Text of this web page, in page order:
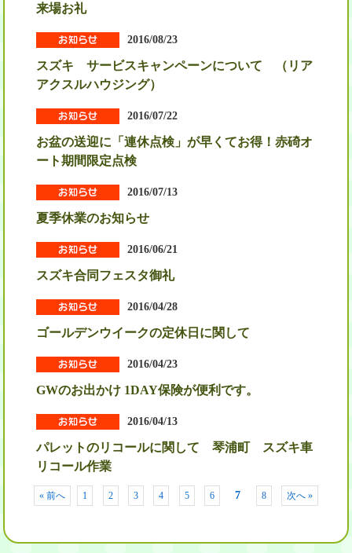
来場お礼
2016/08/23
スズキ サービスキャンペーンについて （リア
アクスルハウジング）
2016/07/22
お盆の送迎に「連休点検」が早くてお得！赤碕オ
ート期間限定点検
2016/07/13
夏季休業のお知らせ
2016/06/21
スズキ合同フェスタ御礼
2016/04/28
ゴールデンウイークの定休日に関して
2016/04/23
GWのお出かけ 1DAY保険が便利です。
2016/04/13
パレットのリコールに関して 琴浦町 スズキ車
リコール作業
« 前へ 1 2 3 4 5 6 7 8 次へ »